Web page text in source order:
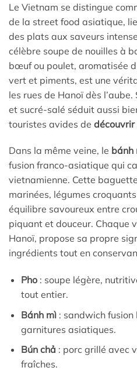
Le Vietnam se distingue
de la street food asiatique,
des plats aux saveurs
célèbre soupe de nouilles à
bœuf ou poulet, aromatisée
vert et piments, est une
les rues de Hanoï dès
et sucré-salé séduit aussi
touristes avides de découvrir
Dans la même veine, le bánh
fusion franco-asiatique qui
vietnamienne. Cette
marinées, légumes
équilibre savoureux entre
piquant et douceur. Chaque
Hanoï, propose sa propre
ingrédients tout en
Pho: soupe légère,
tout entier.
Bánh mì: sandwich fusion
garnitures asiatiques.
Bún chả : porc grillé avec
fraîches.